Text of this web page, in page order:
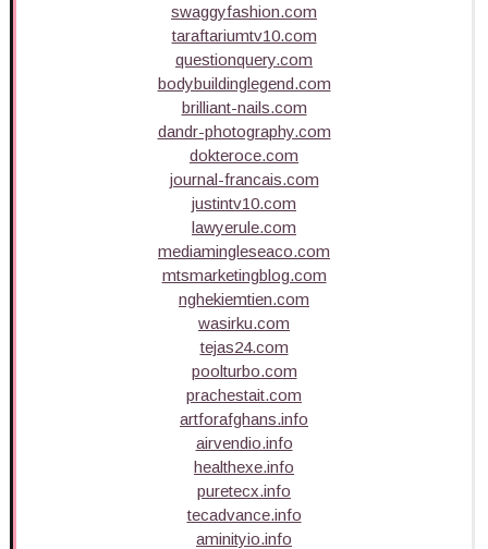
swaggyfashion.com
taraftariumtv10.com
questionquery.com
bodybuildinglegend.com
brilliant-nails.com
dandr-photography.com
dokteroce.com
journal-francais.com
justintv10.com
lawyerule.com
mediamingleseaco.com
mtsmarketingblog.com
nghekiemtien.com
wasirku.com
tejas24.com
poolturbo.com
prachestait.com
artforafghans.info
airvendio.info
healthexe.info
puretecx.info
tecadvance.info
aminityio.info